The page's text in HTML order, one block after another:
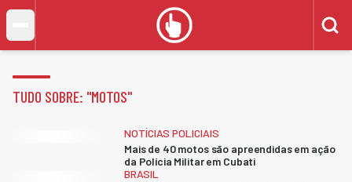
TUDO SOBRE: "MOTOS"
NOTÍCIAS POLICIAIS
Mais de 40 motos são apreendidas em ação
da Polícia Militar em Cubati
BRASIL